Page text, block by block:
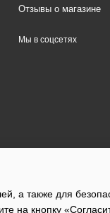
Отзывы о магазине
Мы в соцсетях
а также для
на кнопку